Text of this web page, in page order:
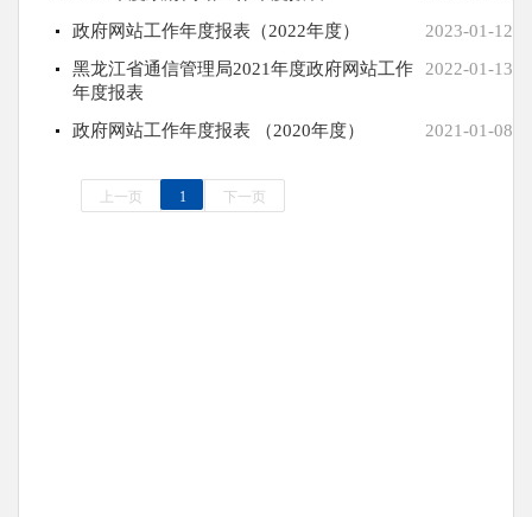
2023-01-12
政府网站工作年度报表（2022年度）
2022-01-13
黑龙江省通信管理局2021年度政府网站工作
年度报表
2021-01-08
政府网站工作年度报表 （2020年度）
上一页 1 下一页